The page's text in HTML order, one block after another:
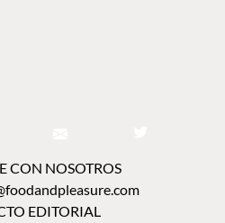
CON NOSOTROS
EDITORIAL